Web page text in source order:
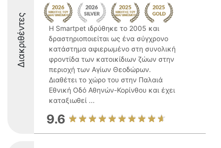
Διακριθέντες
Η Smartpet ιδρύθηκε το 2005 και
δραστηριοποιείται ως ένα σύγχρονο
κατάστημα αφιερωμένο στη συνολική
φροντίδα των κατοικίδιων ζώων στην
περιοχή των Αγίων Θεοδώρων.
Διαθέτει το χώρο του στην Παλαιά
Εθνική Οδό Αθηνών-Κορίνθου και έχει
καταξιωθεί ...
9.6